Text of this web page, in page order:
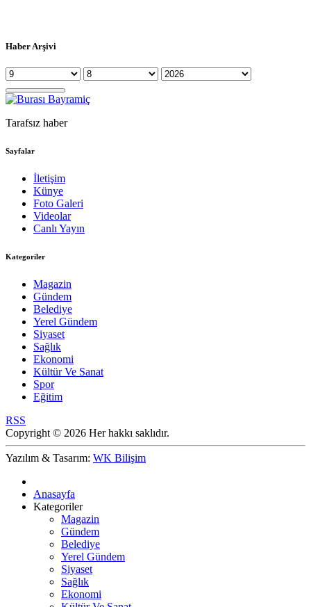
Haber Arşivi
Tarafsız haber
Sayfalar
İletişim
Künye
Foto Galeri
Videolar
Canlı Yayın
Kategoriler
Magazin
Gündem
Belediye
Yerel Gündem
Siyaset
Sağlık
Ekonomi
Kültür Ve Sanat
Spor
Eğitim
RSS
Copyright © 2026 Her hakkı saklıdır.
Yazılım & Tasarım: WK Bilişim
Anasayfa
Kategoriler
Magazin
Gündem
Belediye
Yerel Gündem
Siyaset
Sağlık
Ekonomi